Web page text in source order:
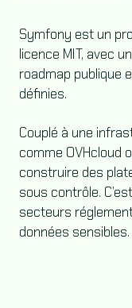
Symfony est un
licence MIT, avec
roadmap publique
définies.
Couplé à une
comme OVHcloud
construire des
sous contrôle.
secteurs
données sensibles.